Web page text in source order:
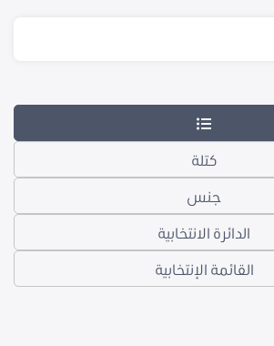
كتلة
جنس
الدائرة الانتخابية
القائمة الإنتخابية